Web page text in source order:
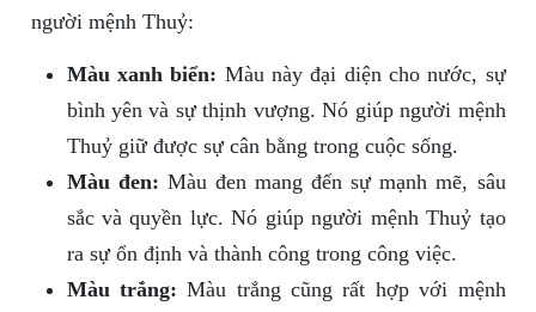
người mệnh Thuỷ:
Màu xanh biển: Màu này đại diện cho nước, sự
bình yên và sự thịnh vượng. Nó giúp người mệnh
Thuỷ giữ được sự cân bằng trong cuộc sống.
Màu đen: Màu đen mang đến sự mạnh mẽ, sâu
sắc và quyền lực. Nó giúp người mệnh Thuỷ tạo
ra sự ổn định và thành công trong công việc.
Màu trắng: Màu trắng cũng rất hợp với mệnh